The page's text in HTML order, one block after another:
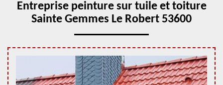
Entreprise peinture sur tuile et toiture
Sainte Gemmes Le Robert 53600